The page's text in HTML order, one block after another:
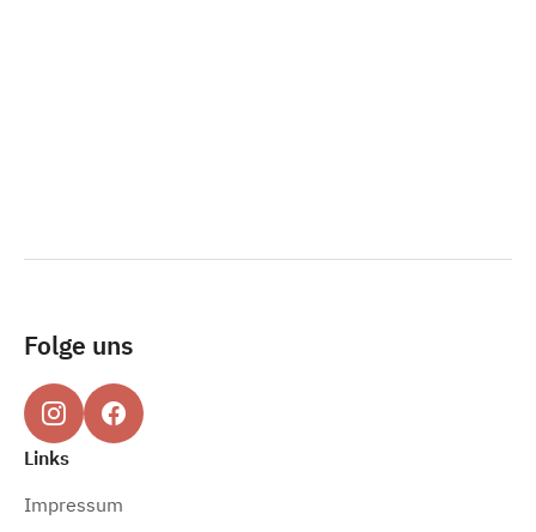
Folge uns
Links
Impressum